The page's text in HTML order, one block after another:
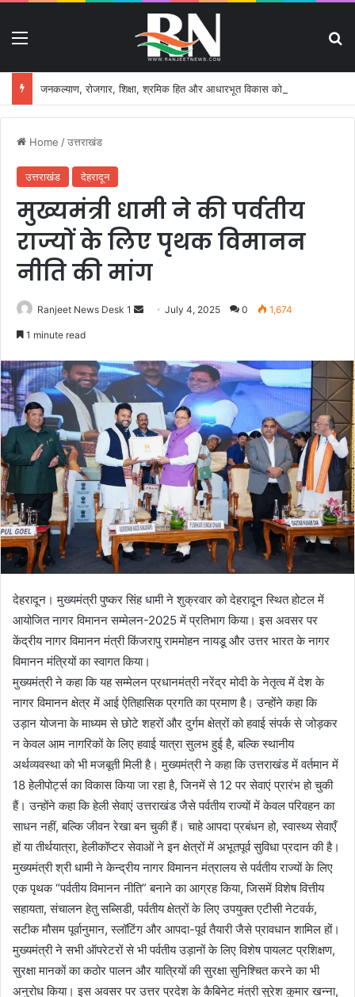
Home /उत्तराखंड
उत्तराखंड देहरादून
मुख्यमंत्री धामी ने की पर्वतीय
राज्यों के लिए पृथक विमानन
नीति की मांग
Ranjeet News Desk 1
d
a
n
e
m
a
i
l
July 4, 2025 0 1,674
1 minute read
देहरादून। मुख्यमंत्री पुष्कर सिंह धामी ने शुक्रवार को देहरादून स्थित होटल में
आयोजित नागर विमानन सम्मेलन-2025 में प्रतिभाग किया। इस अवसर पर
केंद्रीय नागर विमानन मंत्री किंजरापु राममोहन नायडू और उत्तर भारत के नागर
विमानन मंत्रियों का स्वागत किया।
मुख्यमंत्री ने कहा कि यह सम्मेलन प्रधानमंत्री नरेंद्र मोदी के नेतृत्व में देश के
नागर विमानन क्षेत्र में आई ऐतिहासिक प्रगति का प्रमाण है। उन्होंने कहा कि
उड़ान योजना के माध्यम से छोटे शहरों और दुर्गम क्षेत्रों को हवाई संपर्क से जोड़कर
न केवल आम नागरिकों के लिए हवाई यात्रा सुलभ हुई है, बल्कि स्थानीय
अर्थव्यवस्था को भी मजबूती मिली है। मुख्यमंत्री ने कहा कि उत्तराखंड में वर्तमान में
18 हेलीपोर्ट्स का विकास किया जा रहा है, जिनमें से 12 पर सेवाएं प्रारंभ हो चुकी
हैं। उन्होंने कहा कि हेली सेवाएं उत्तराखंड जैसे पर्वतीय राज्यों में केवल परिवहन का
साधन नहीं, बल्कि जीवन रेखा बन चुकी हैं। चाहे आपदा प्रबंधन हो, स्वास्थ्य सेवाएँ
हों या तीर्थयात्रा, हेलीकॉप्टर सेवाओं ने इन क्षेत्रों में अभूतपूर्व सुविधा प्रदान की है।
मुख्यमंत्री श्री धामी ने केन्द्रीय नागर विमानन मंत्रालय से पर्वतीय राज्यों के लिए
एक पृथक “पर्वतीय विमानन नीति” बनाने का आग्रह किया, जिसमें विशेष वित्तीय
सहायता, संचालन हेतु सब्सिडी, पर्वतीय क्षेत्रों के लिए उपयुक्त एटीसी नेटवर्क,
सटीक मौसम पूर्वानुमान, स्लॉटिंग और आपदा-पूर्व तैयारी जैसे प्रावधान शामिल हों।
मुख्यमंत्री ने सभी ऑपरेटरों से भी पर्वतीय उड़ानों के लिए विशेष पायलट प्रशिक्षण,
सुरक्षा मानकों का कठोर पालन और यात्रियों की सुरक्षा सुनिश्चित करने का भी
अनुरोध किया। इस अवसर पर उत्तर प्रदेश के कैबिनेट मंत्री सुरेश कुमार खन्ना,